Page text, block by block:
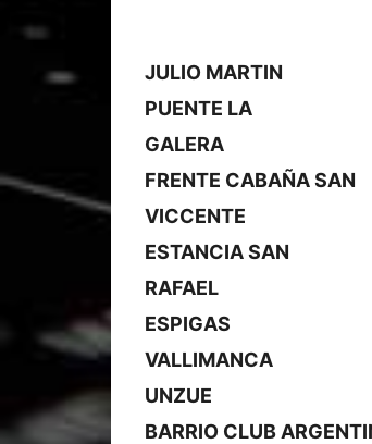
JULIO MARTIN
PUENTE LA
GALERA
FRENTE CABAÑA SAN
VICCENTE
ESTANCIA SAN
RAFAEL
ESPIGAS
VALLIMANCA
UNZUE
BARRIO CLUB